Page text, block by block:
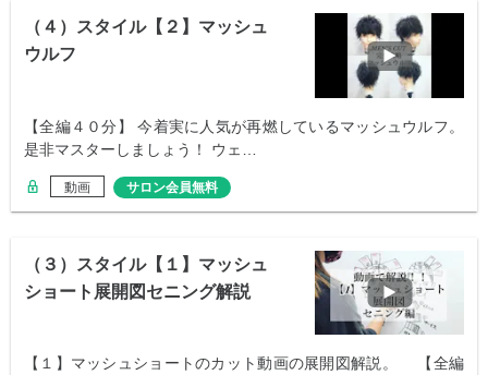
（４）スタイル【２】マッシュ
ウルフ
【全編４０分】 今着実に人気が再燃しているマッシュウルフ。
是非マスターしましょう！ ウェ…
動画 サロン会員無料
（３）スタイル【１】マッシュ
ショート展開図セニング解説
【１】マッシュショートのカット動画の展開図解説。 【全編